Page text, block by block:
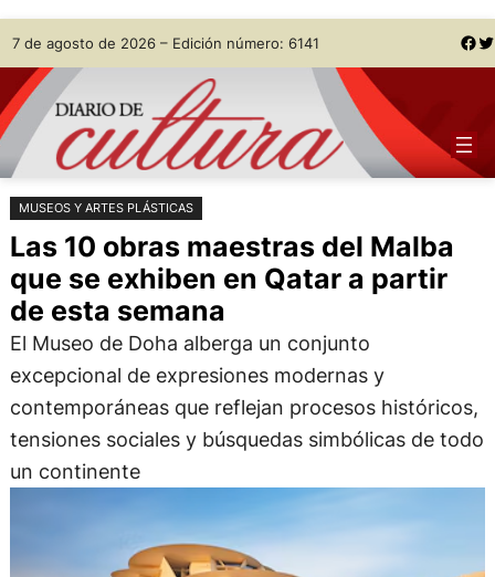
Saltar
al
contenido
Skip
to
content
7 de agosto de 2026 – Edición número: 6141 Facebook Twitter
MUSEOS Y ARTES PLÁSTICAS
Las 10 obras maestras del Malba
que se exhiben en Qatar a partir
de esta semana
El Museo de Doha alberga un conjunto
excepcional de expresiones modernas y
contemporáneas que reflejan procesos históricos,
tensiones sociales y búsquedas simbólicas de todo
un continente